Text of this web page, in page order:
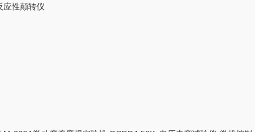
应性颠转仪